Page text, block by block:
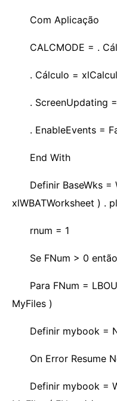
Com Aplicação
CALCMODE = .
. Cálculo =
. ScreenUpdating
. EnableEvents =
End With
Definir BaseWks
xlWBATWorksheet ) .
rnum = 1
Se FNum > 0 então
Para FNum =
MyFiles )
Definir mybook =
On Error Resume
Definir mybook =